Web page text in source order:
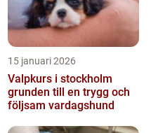
15 januari 2026
Valpkurs i stockholm
grunden till en trygg och
följsam vardagshund